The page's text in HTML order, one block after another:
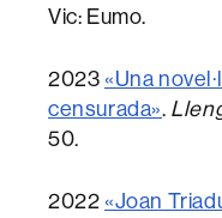
Vic: Eumo.
2023 «Una
censurada».
50.
2022 «Joan